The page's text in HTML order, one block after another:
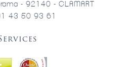
- 92140 - CLAMART
43 50 93 61